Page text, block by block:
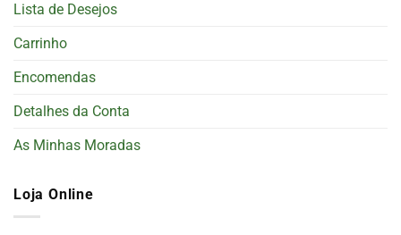
Lista de Desejos
Carrinho
Encomendas
Detalhes da Conta
As Minhas Moradas
Loja Online